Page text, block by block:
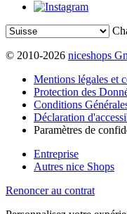
© 2010-2026 niceshops
Mentions légales et
Protection des
Conditions
Déclaration
Paramètres de
Entreprise
Autres nice Shops
Renoncer au contrat